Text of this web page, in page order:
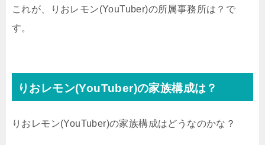
これが、りおレモン(YouTuber)の所属事務所は？で
す。
りおレモン(YouTuber)の家族構成は？
りおレモン(YouTuber)の家族構成はどうなのかな？